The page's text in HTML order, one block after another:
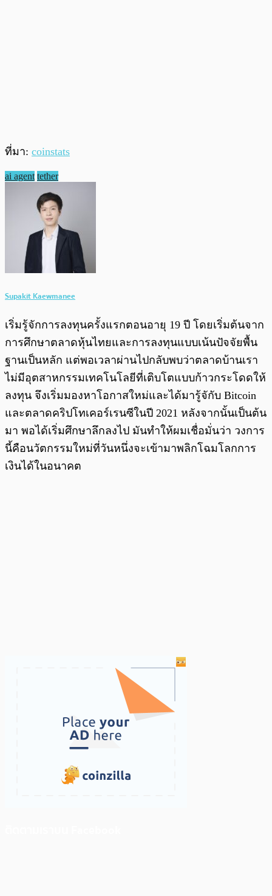
ที่มา: coinstats
ai agent tether
Supakit Kaewmanee
เริ่มรู้จักการลงทุนครั้งแรกตอนอายุ 19 ปี โดยเริ่มต้นจาก
การศึกษาตลาดหุ้นไทยและการลงทุนแบบเน้นปัจจัยพื้น
ฐานเป็นหลัก แต่พอเวลาผ่านไปกลับพบว่าตลาดบ้านเรา
ไม่มีอุตสาหกรรมเทคโนโลยีที่เติบโตแบบก้าวกระโดดให้
ลงทุน จึงเริ่มมองหาโอกาสใหม่และได้มารู้จักับ Bitcoin
และตลาดคริปโทเคอร์เรนซีในปี 2021 หลังจากนั้นเป็นต้น
มา พอได้เริ่มศึกษาลึกลงไป มันทำให้ผมเชื่อมั่นว่า วงการ
นี้คือนวัตกรรมใหม่ที่วันหนึ่งจะเข้ามาพลิกโฉมโลกการ
เงินได้ในอนาคต